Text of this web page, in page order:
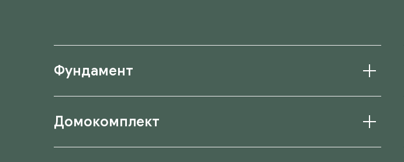
Фундамент
Домокомплект